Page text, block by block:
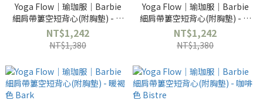
Yoga Flow｜瑜珈服｜Barbie
細肩帶簍空短背心(附胸墊) - 苔
綠色Moss Green
NT$1,242
NT$1,380
Yoga Flow｜瑜珈服｜Barbie
細肩帶簍空短背心(附胸墊) - 嬰
兒粉 Peach Puff
NT$1,242
NT$1,380